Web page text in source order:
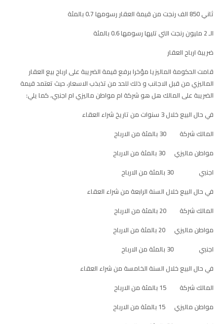
ثاني 850 الف رنجت من قيمة العقار رسومها 0.7 بالمئة
الـ 2 مليون رنجت التي تليها رسومها 0.6 بالمئة
ضريبة ارباح العقار
قامت الحكومة الماليزيا مؤخرا برفع قيمة الضريبة على ارباح بيع العقار
الماليزي من قبل الاجانب و ذلك للحد من تذبذب الاسعار، حيث تعتمد قيمة
الضريبة على المالك هل هو شركة ام مواطن ماليزي ام اجنبي، كما يلي:
في حال البيع خلال 3 سنوات من تاريخ شراء العقاء
المالك شركة 30 بالمئة من الارباح
مواطن ماليزي 30 بالمئة من الارباح
اجنبي 30 بالمئة من الارباح
في حال البيع خلال السنة الرابعة من شراء العقاء
المالك شركة 20 بالمئة من الارباح
مواطن ماليزي 20 بالمئة من الارباح
اجنبي 30 بالمئة من الارباح
في حال البيع خلال السنة الخامسة من شراء العقاء
المالك شركة 15 بالمئة من الارباح
مواطن ماليزي 15 بالمئة من الارباح